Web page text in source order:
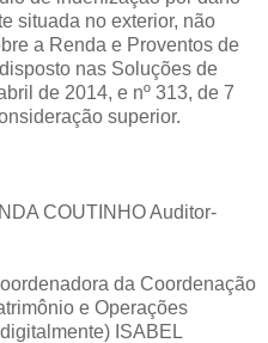
situada no exterior, não
a Renda e Proventos de
nas Soluções de
de 2014, e nº 313, de 7
superior.
COUTINHO Auditor-
da Coordenação
e Operações
ISABEL